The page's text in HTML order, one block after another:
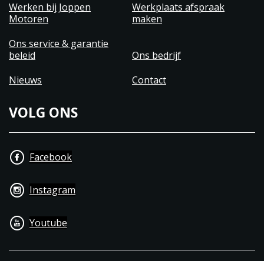
Werken bij Joppen
Motoren
Werkplaats afspraak
maken
Ons service & garantie
beleid
Ons bedrijf
Nieuws
Contact
VOLG ONS
Facebook
Instagram
Youtube